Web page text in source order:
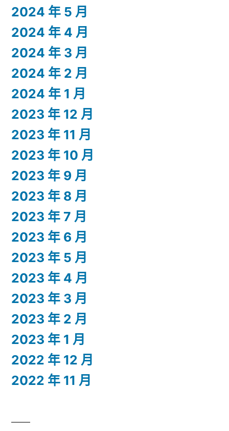
2024 年 5 月
2024 年 4 月
2024 年 3 月
2024 年 2 月
2024 年 1 月
2023 年 12 月
2023 年 11 月
2023 年 10 月
2023 年 9 月
2023 年 8 月
2023 年 7 月
2023 年 6 月
2023 年 5 月
2023 年 4 月
2023 年 3 月
2023 年 2 月
2023 年 1 月
2022 年 12 月
2022 年 11 月